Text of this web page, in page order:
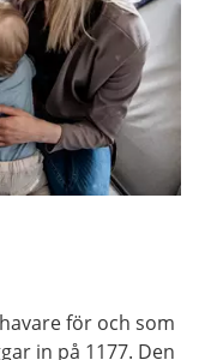
för och som
in på 1177. Den